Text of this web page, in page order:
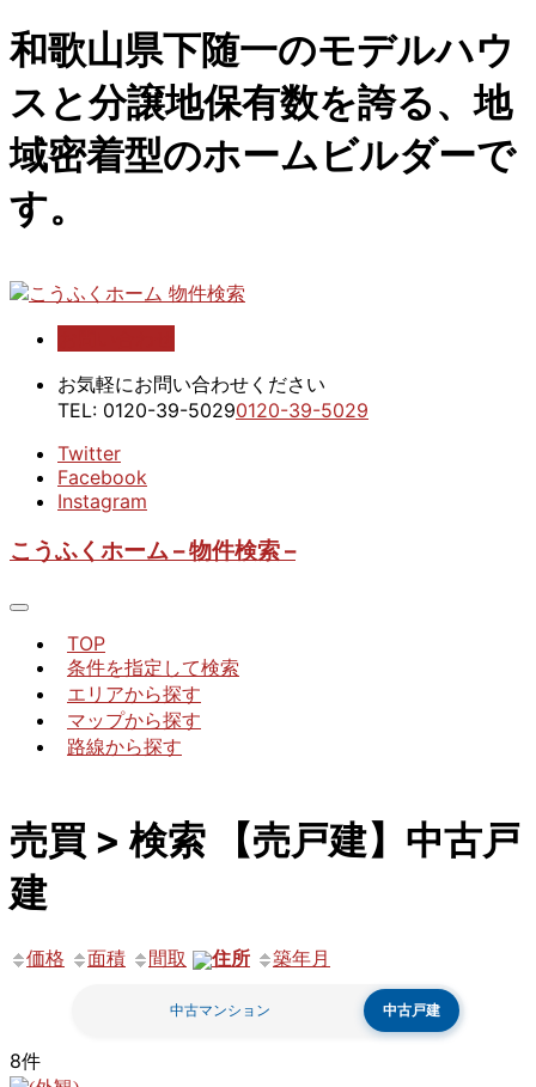
和歌山県下随一のモデルハウ
スと分譲地保有数を誇る、地
域密着型のホームビルダーで
す。
こうふくホーム 物件検索
お気軽にお問い合わせください
TEL: 0120-39-50290120-39-5029
Twitter
Facebook
Instagram
こうふくホーム – 物件検索 –
TOP
条件を指定して検索
エリアから探す
マップから探す
路線から探す
売買 > 検索 【売戸建】中古戸
建
価格 面積 間取 住所 築年月
中古マンション 中古戸建
8件